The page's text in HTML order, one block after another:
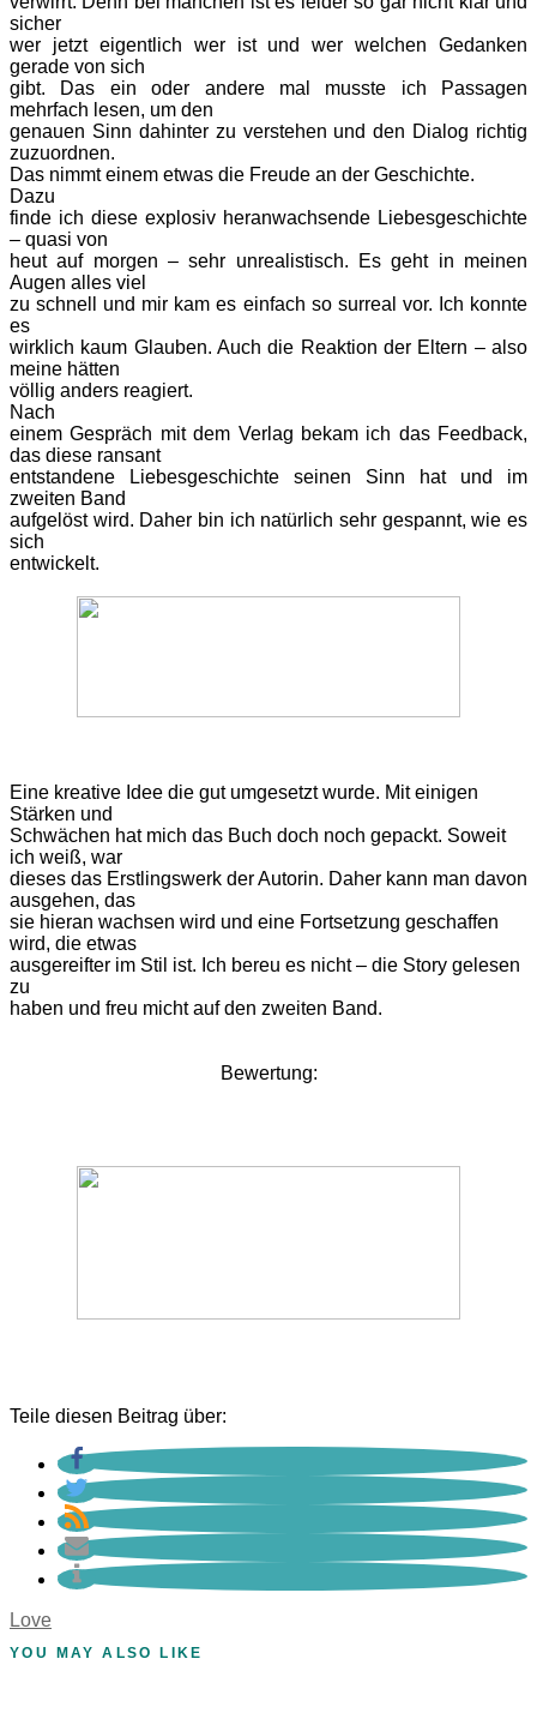
sicher
wer jetzt eigentlich wer ist und wer welchen Gedanken
gerade von sich
gibt. Das ein oder andere mal musste ich Passagen
mehrfach lesen, um den
genauen Sinn dahinter zu verstehen und den Dialog richtig
zuzuordnen.
Das nimmt einem etwas die Freude an der Geschichte.
Dazu
finde ich diese explosiv heranwachsende Liebesgeschichte
– quasi von
heut auf morgen – sehr unrealistisch. Es geht in meinen
Augen alles viel
zu schnell und mir kam es einfach so surreal vor. Ich konnte
es
wirklich kaum Glauben. Auch die Reaktion der Eltern – also
meine hätten
völlig anders reagiert.
Nach
einem Gespräch mit dem Verlag bekam ich das Feedback,
das diese ransant
entstandene Liebesgeschichte seinen Sinn hat und im
zweiten Band
aufgelöst wird. Daher bin ich natürlich sehr gespannt, wie es
sich
entwickelt.
Eine kreative Idee die gut umgesetzt wurde. Mit einigen
Stärken und
Schwächen hat mich das Buch doch noch gepackt. Soweit
ich weiß, war
dieses das Erstlingswerk der Autorin. Daher kann man davon
ausgehen, das
sie hieran wachsen wird und eine Fortsetzung geschaffen
wird, die etwas
ausgereifter im Stil ist. Ich bereu es nicht – die Story gelesen
zu
haben und freu micht auf den zweiten Band.
Bewertung:
Teile diesen Beitrag über:
Love
YOU MAY ALSO LIKE